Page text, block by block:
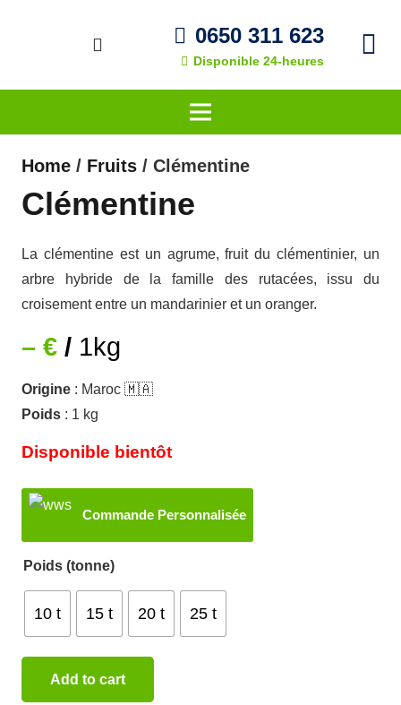
0650 311 623
Disponible 24-heures
Home / Fruits / Clémentine
Clémentine
La clémentine est un agrume, fruit du clémentinier, un
arbre hybride de la famille des rutacées, issu du
croisement entre un mandarinier et un oranger.
– € / 1kg
Origine : Maroc 🇲🇦
Poids : 1 kg
Disponible bientôt
Commande Personnalisée
Poids (tonne)
10 t 15 t 20 t 25 t
Add to cart